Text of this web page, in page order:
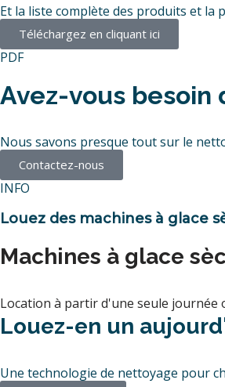
Et la liste complète des produits et
Téléchargez en cliquant ici
PDF
Avez-vous besoin
Nous savons presque tout sur le
Contactez-nous
INFO
Louez des machines à glace
Machines à glace
Location à partir d'une seule journée
Louez-en un
Une technologie de nettoyage pour